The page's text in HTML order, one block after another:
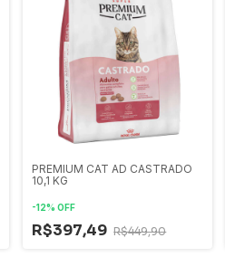
PREMIUM CAT AD CASTRADO
10,1 KG
-12%OFF
R$397,49 R$449,90